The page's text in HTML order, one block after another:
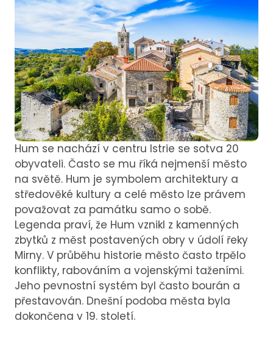
Hum se nachází v centru Istrie se sotva 20
obyvateli. Často se mu říká nejmenší město
na světě. Hum je symbolem architektury a
středověké kultury a celé město lze právem
považovat za památku samo o sobě.
Legenda praví, že Hum vznikl z kamenných
zbytků z měst postavených obry v údolí řeky
Mirny. V průběhu historie město často trpělo
konflikty, rabováním a vojenskými taženími.
Jeho pevnostní systém byl často bourán a
přestavován. Dnešní podoba města byla
dokončena v 19. století.